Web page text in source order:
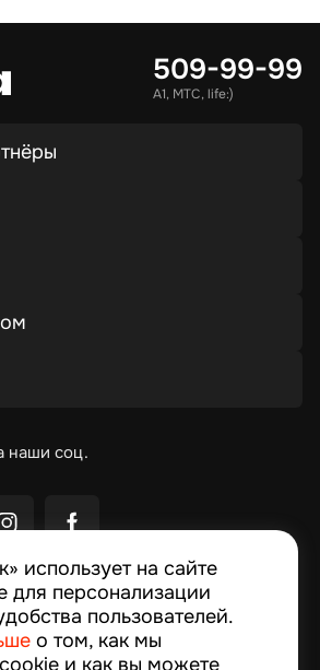
использует на сайте
для персонализации
пользователей.
о том, как мы
и как вы можете
509-99-99
А1, МТС, life:)
наши соц.